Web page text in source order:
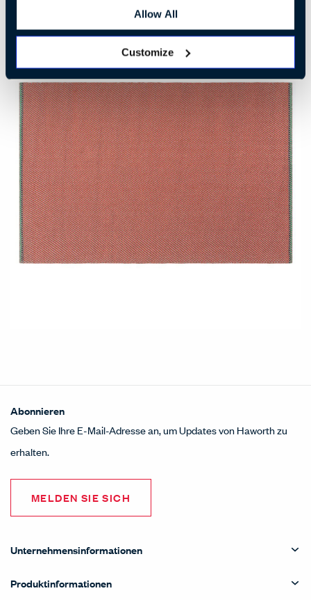
Allow All
Customize
Abonnieren
Geben Sie Ihre E-Mail-Adresse an, um Updates von Haworth zu
erhalten.
MELDEN SIE SICH
Unternehmensinformationen
Produktinformationen